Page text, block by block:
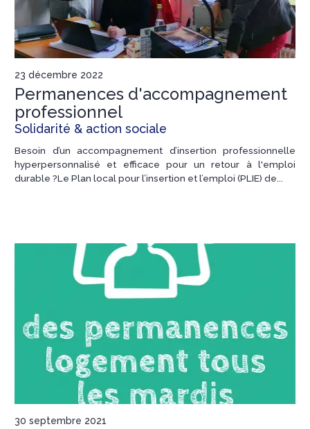
23 décembre 2022
Permanences d'accompagnement
professionnel
Solidarité & action sociale
Besoin d’un accompagnement d’insertion professionnelle
hyperpersonnalisé et efficace pour un retour à l'emploi
durable ?Le Plan local pour l’insertion et l’emploi (PLIE) de...
30 septembre 2021